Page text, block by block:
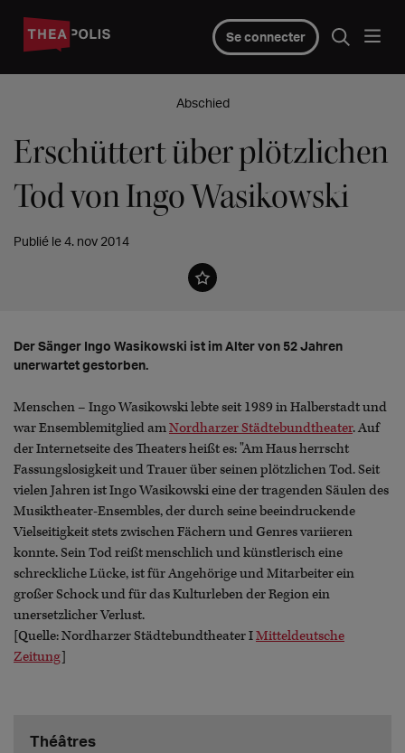
Se connecter
Abschied
Erschüttert über plötzlichen
Tod von Ingo Wasikowski
Publié le 4. nov 2014
Der Sänger Ingo Wasikowski ist im Alter von 52 Jahren
unerwartet gestorben.
Menschen – Ingo Wasikowski lebte seit 1989 in Halberstadt und
war Ensemblemitglied amNordharzer Städtebundtheater. Auf
der Internetseite des Theaters heißt es: "Am Haus herrscht
Fassungslosigkeit und Trauer über seinen plötzlichen Tod. Seit
vielen Jahren ist Ingo Wasikowski eine der tragenden Säulen des
Musiktheater-Ensembles, der durch seine beeindruckende
Vielseitigkeit stets zwischen Fächern und Genres variieren
konnte. Sein Tod reißt menschlich und künstlerisch eine
schreckliche Lücke, ist für Angehörige und Mitarbeiter ein
großer Schock und für das Kulturleben der Region ein
unersetzlicher Verlust.
[Quelle: Nordharzer Städtebundtheater IMitteldeutsche
Zeitung]
Théâtres